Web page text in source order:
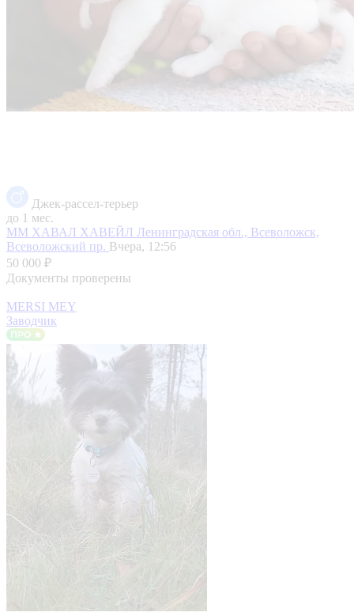
Джек-рассел-терьер
до 1 мес.
ММ ХАВАЛ ХАВЕЙЛ Ленинградская обл., Всеволожск,
Всеволожский пр. Вчера, 12:56
50 000 ₽
Документы проверены
MERSI MEY
Заводчик